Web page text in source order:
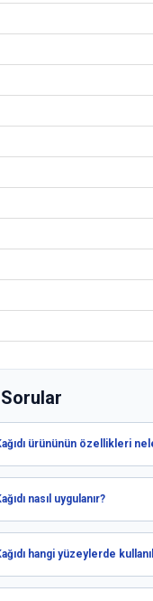
ürününün özellikleri
nasıl uygulanır?
hangi yüzeylerde